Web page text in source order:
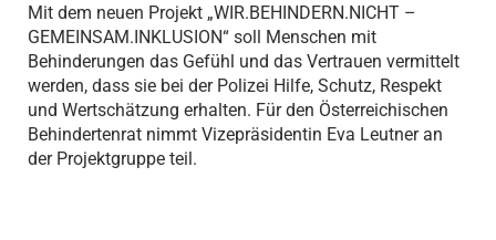
Mit dem neuen Projekt „WIR.BEHINDERN.NICHT –
GEMEINSAM.INKLUSION“ soll Menschen mit
Behinderungen das Gefühl und das Vertrauen vermittelt
werden, dass sie bei der Polizei Hilfe, Schutz, Respekt
und Wertschätzung erhalten. Für den Österreichischen
Behindertenrat nimmt Vizepräsidentin Eva Leutner an
der Projektgruppe teil.